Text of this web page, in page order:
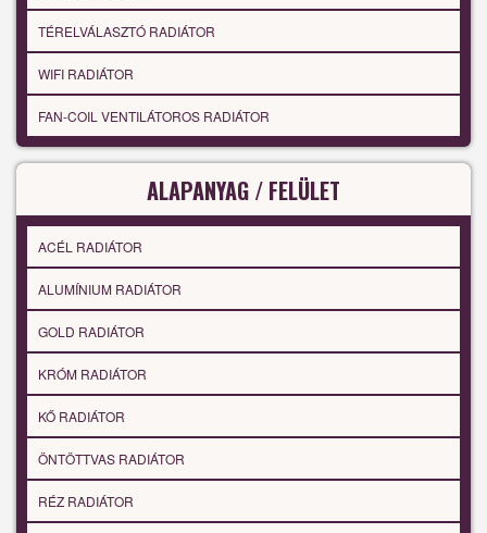
TÉRELVÁLASZTÓ RADIÁTOR
WIFI RADIÁTOR
FAN-COIL VENTILÁTOROS RADIÁTOR
ALAPANYAG / FELÜLET
ACÉL RADIÁTOR
ALUMÍNIUM RADIÁTOR
GOLD RADIÁTOR
KRÓM RADIÁTOR
KŐ RADIÁTOR
ÖNTÖTTVAS RADIÁTOR
RÉZ RADIÁTOR